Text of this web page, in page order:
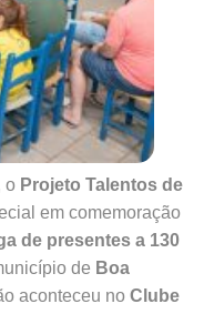
o Projeto Talentos de
em comemoração
de presentes a 130
de Boa
aconteceu no Clube